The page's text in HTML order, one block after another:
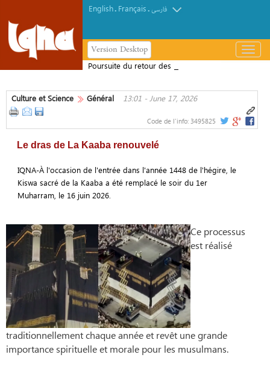
English. Français.فارسی
Version Desktop
باز
و
Poursuite du retour des pèlerins
Culture et Science
Général 13:01 - June 17, 2026
Code de l'info: 3495825
Le dras de La Kaaba renouvelé
IQNA-À l'occasion de l'entrée dans l'année 1448 de l'hégire, le
Kiswa sacré de la Kaaba a été remplacé le soir du 1er
Muharram, le 16 juin 2026.
Ce processus
est réalisé
traditionnellement chaque année et revêt une grande
importance spirituelle et morale pour les musulmans.